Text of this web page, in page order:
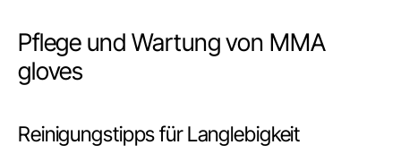
Pflege und Wartung von MMA
gloves
Reinigungstipps für Langlebigkeit